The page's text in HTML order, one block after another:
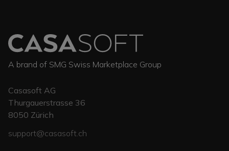
A brand of SMG Swiss Marketplace Group
Casasoft AG
Thurgauerstrasse 36
8050 Zürich
support@casasoft.ch